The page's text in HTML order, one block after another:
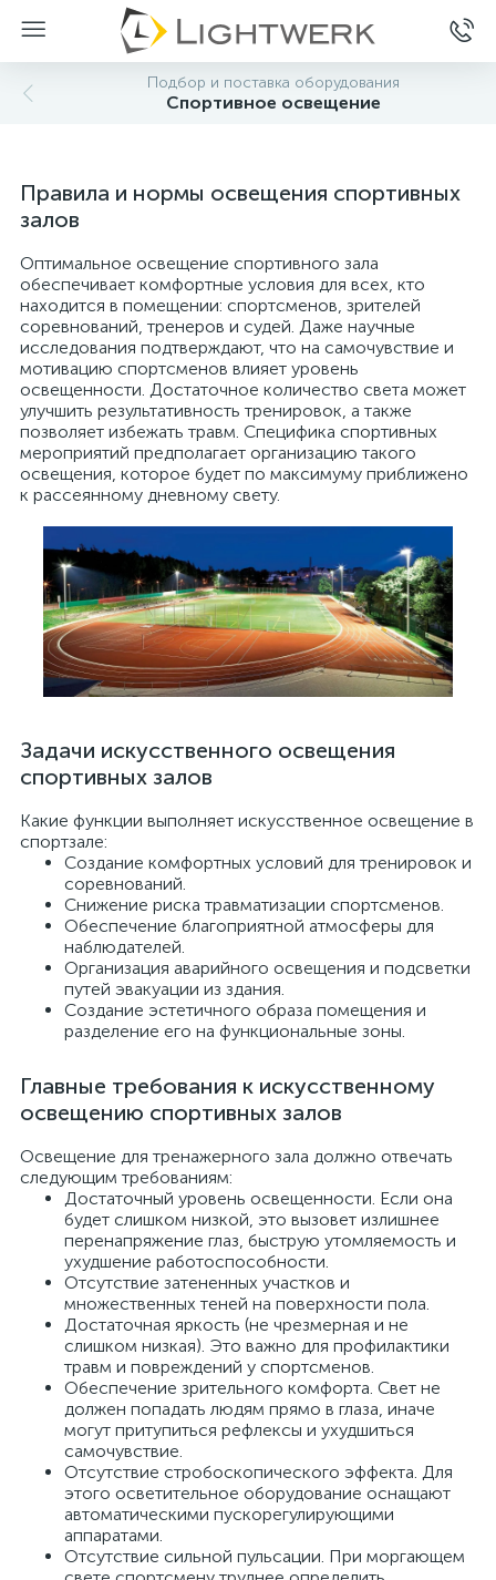
Подбор и поставка оборудования
Спортивное освещение
Правила и нормы освещения спортивных
залов
Оптимальное освещение спортивного зала
обеспечивает комфортные условия для всех, кто
находится в помещении: спортсменов, зрителей
соревнований, тренеров и судей. Даже научные
исследования подтверждают, что на самочувствие и
мотивацию спортсменов влияет уровень
освещенности. Достаточное количество света может
улучшить результативность тренировок, а также
позволяет избежать травм. Специфика спортивных
мероприятий предполагает организацию такого
освещения, которое будет по максимуму приближено
к рассеянному дневному свету.
Задачи искусственного освещения
спортивных залов
Какие функции выполняет искусственное освещение в
спортзале:
Создание комфортных условий для тренировок и
соревнований.
Снижение риска травматизации спортсменов.
Обеспечение благоприятной атмосферы для
наблюдателей.
Организация аварийного освещения и подсветки
путей эвакуации из здания.
Создание эстетичного образа помещения и
разделение его на функциональные зоны.
Главные требования к искусственному
освещению спортивных залов
Освещение для тренажерного зала должно отвечать
следующим требованиям:
Достаточный уровень освещенности. Если она
будет слишком низкой, это вызовет излишнее
перенапряжение глаз, быструю утомляемость и
ухудшение работоспособности.
Отсутствие затененных участков и
множественных теней на поверхности пола.
Достаточная яркость (не чрезмерная и не
слишком низкая). Это важно для профилактики
травм и повреждений у спортсменов.
Обеспечение зрительного комфорта. Свет не
должен попадать людям прямо в глаза, иначе
могут притупиться рефлексы и ухудшиться
самочувствие.
Отсутствие стробоскопического эффекта. Для
этого осветительное оборудование оснащают
автоматическими пускорегулирующими
аппаратами.
Отсутствие сильной пульсации. При моргающем